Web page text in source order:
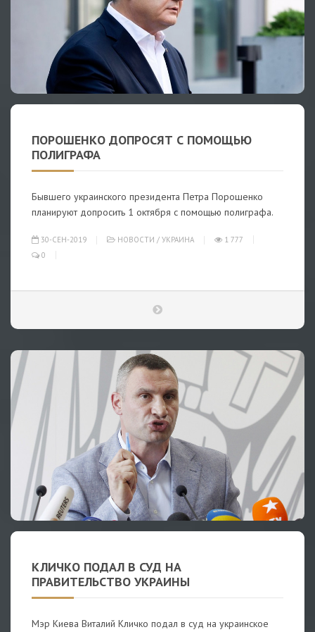
ПОРОШЕНКО ДОПРОСЯТ С ПОМОЩЬЮ
ПОЛИГРАФА
Бывшего украинского президента Петра Порошенко
планируют допросить 1 октября с помощью полиграфа.
30-СЕН-2019 НОВОСТИ / УКРАИНА
1 777
0
КЛИЧКО ПОДАЛ В СУД НА
ПРАВИТЕЛЬСТВО УКРАИНЫ
Мэр Киева Виталий Кличко подал в суд на украинское